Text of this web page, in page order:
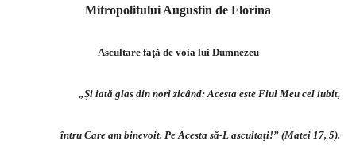
Mitropolitului Augustin de Florina
Ascultare faţă de voia lui Dumnezeu
„Şi iată glas din nori zicând: Acesta este Fiul Meu cel iubit,
întru Care am binevoit. Pe Acesta să-L ascultaţi!” (Matei 17, 5).